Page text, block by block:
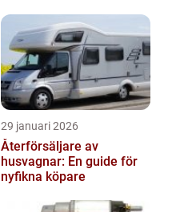
29 januari 2026
Återförsäljare av
husvagnar: En guide för
nyfikna köpare